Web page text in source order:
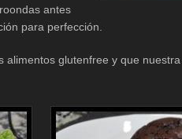
antes
para perfección.
alimentos glutenfree y que